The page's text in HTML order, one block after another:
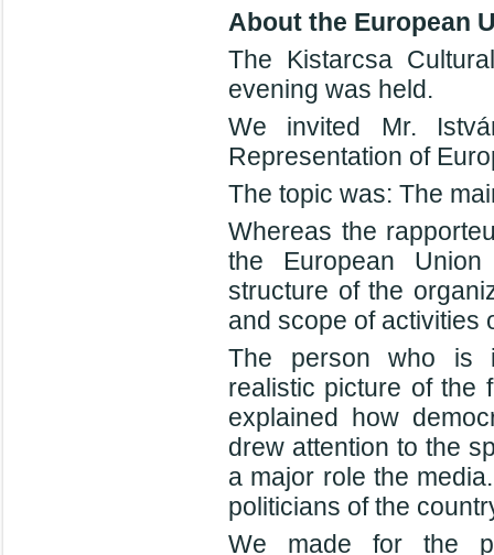
About the European
The Kistarcsa
evening was held.
We invited Mr.
Representation of
The topic was: The
Whereas the
the European
structure of the
and scope of activities
The person who is
realistic picture of the
explained how
drew attention to the
a major role the
politicians of the
We made for the